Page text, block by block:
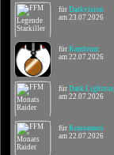
für Darkvision
am 23.07.2026
für Kambrum
am 22.07.2026
für Dark
am 22.07.2026
für Krassamori
am 22.07.2026